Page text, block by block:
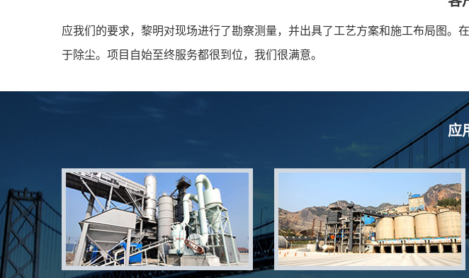
应我们的要求，黎明对现场进行了勘察测量，并出具了工艺方案和施工布局图
于除尘。项目自始至终服务都很到位，我们很满意。
应